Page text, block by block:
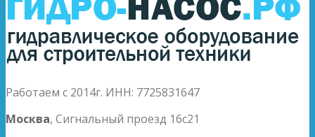
Работаем с 2014г. ИНН: 7725831647
Москва, Сигнальный проезд 16с21